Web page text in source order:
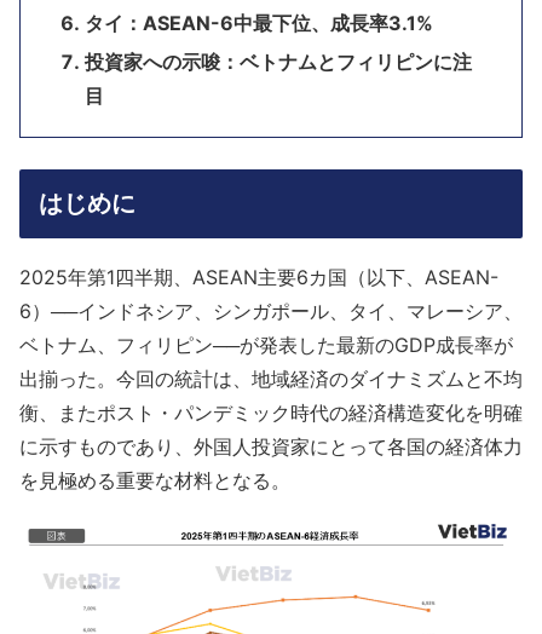
タイ：ASEAN-6中最下位、成長率3.1%
投資家への示唆：ベトナムとフィリピンに注
目
はじめに
2025年第1四半期、ASEAN主要6カ国（以下、ASEAN-
6）──インドネシア、シンガポール、タイ、マレーシア、
ベトナム、フィリピン──が発表した最新のGDP成長率が
出揃った。今回の統計は、地域経済のダイナミズムと不均
衡、またポスト・パンデミック時代の経済構造変化を明確
に示すものであり、外国人投資家にとって各国の経済体力
を見極める重要な材料となる。